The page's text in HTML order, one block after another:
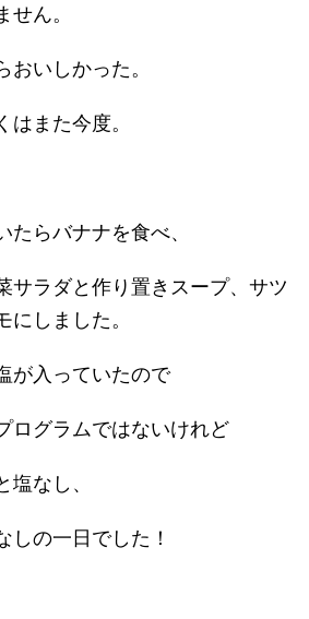
ん。
いしかった。
はまた今度。
らバナナを食べ、
サラダと作り置きスープ、サツ
にしました。
が入っていたので
ログラムではないけれど
塩なし、
しの一日でした！